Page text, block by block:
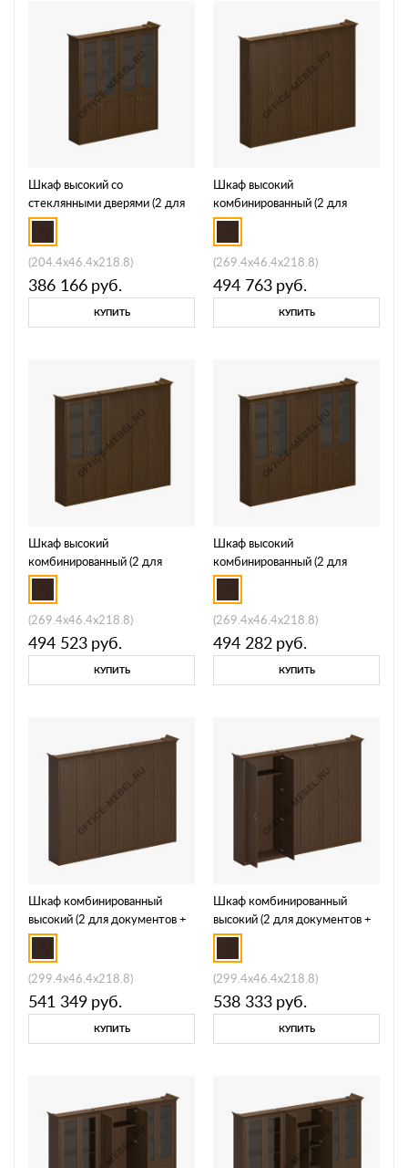
Шкаф высокий со
стеклянными дверями (2 для
документов) ПС 357
(204.4x46.4x218.8)
386 166 руб.
КУПИТЬ
Шкаф высокий
комбинированный (2 для
документов + узкий для
одежды) ПС 345
(269.4x46.4x218.8)
494 763 руб.
КУПИТЬ
Шкаф высокий
комбинированный (2 для
документов 1 из 2 со
стеклянными дверями + узкий
для одежды) ПС 347
(269.4x46.4x218.8)
494 523 руб.
КУПИТЬ
Шкаф высокий
комбинированный (2 для
документов со стеклянными
дверями + узкий для одежды)
ПС 346
(269.4x46.4x218.8)
494 282 руб.
КУПИТЬ
Шкаф комбинированный
высокий (2 для документов +
1 для одежды
комбинированный) ПС 358
(299.4x46.4x218.8)
541 349 руб.
КУПИТЬ
Шкаф комбинированный
высокий (2 для документов +
1 для одежды широкий) ПС
373
(299.4x46.4x218.8)
538 333 руб.
КУПИТЬ